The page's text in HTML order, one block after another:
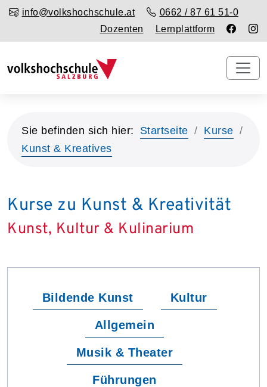
info@volkshochschule.at
0662 / 87 61 51-0
Dozenten
Lernplattform
Sie befinden sich hier: Startseite
Kurse
Kunst & Kreatives
Kurse zu Kunst & Kreativität
Kunst, Kultur & Kulinarium
Bildende Kunst Kultur
Allgemein
Musik & Theater
Führungen